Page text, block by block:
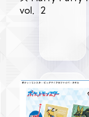
vol．2